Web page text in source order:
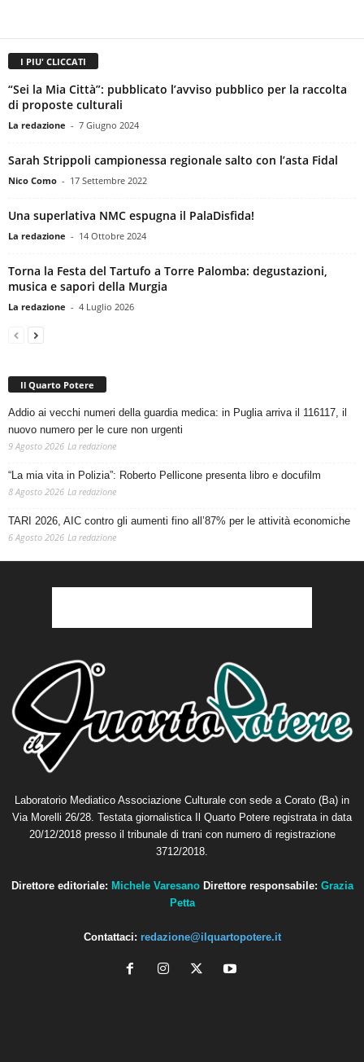
I PIU' CLICCATI
“Sei la Mia Città”: pubblicato l’avviso pubblico per la raccolta
di proposte culturali
La redazione - 7 Giugno 2024
Sarah Strippoli campionessa regionale salto con l’asta Fidal
Nico Como - 17 Settembre 2022
Una superlativa NMC espugna il PalaDisfida!
La redazione - 14 Ottobre 2024
Torna la Festa del Tartufo a Torre Palomba: degustazioni,
musica e sapori della Murgia
La redazione - 4 Luglio 2026
Il Quarto Potere
Addio ai vecchi numeri della guardia medica: in Puglia arriva il 116117, il
nuovo numero per le cure non urgenti
9 Agosto 2026 La redazione
“La mia vita in Polizia”: Roberto Pellicone presenta libro e docufilm
8 Agosto 2026 La redazione
TARI 2026, AIC contro gli aumenti fino all’87% per le attività economiche
6 Agosto 2026 La redazione
Laboratorio Mediatico Associazione Culturale con sede a Corato (Ba) in
Via Morelli 26/28. Testata giornalistica Il Quarto Potere registrata in data
20/12/2018 presso il tribunale di trani con numero di registrazione
3712/2018.
Direttore editoriale: Michele Varesano Direttore responsabile: Grazia
Petta
Contattaci: redazione@ilquartopotere.it